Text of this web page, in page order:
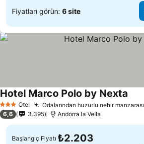
Fiyatları görün: 6 site
3 YıldızOtel Odalarından huzurlu nehir manzarası
Hotel Marco Polo by Nexta
6,6 3.395 Andorra la Vella
Başlangıç Fiyatı ₺2.203